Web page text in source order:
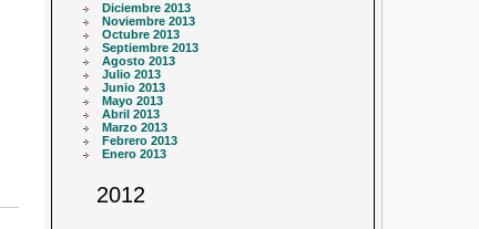
Diciembre 2013
Noviembre 2013
Octubre 2013
Septiembre 2013
Agosto 2013
Julio 2013
Junio 2013
Mayo 2013
Abril 2013
Marzo 2013
Febrero 2013
Enero 2013
2012